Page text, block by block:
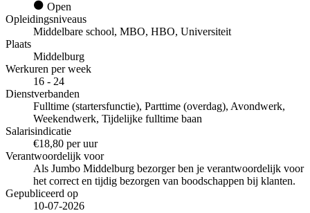
Open
Opleidingsniveaus
Middelbare school, MBO, HBO, Universiteit
Plaats
Middelburg
Werkuren per week
16 - 24
Dienstverbanden
Fulltime (startersfunctie), Parttime (overdag), Avondwerk,
Weekendwerk, Tijdelijke fulltime baan
Salarisindicatie
€18,80 per uur
Verantwoordelijk voor
Als Jumbo Middelburg bezorger ben je verantwoordelijk voor
het correct en tijdig bezorgen van boodschappen bij klanten.
Gepubliceerd op
10-07-2026